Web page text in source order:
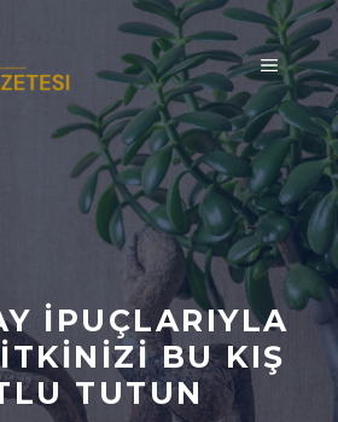
MENÜ
İPUÇLARIYLA
BU KIŞ
TUTUN